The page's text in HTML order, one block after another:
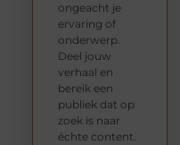
ongeacht je
ervaring of
onderwerp.
Deel jouw
verhaal en
bereik een
publiek dat op
zoek is naar
échte content.